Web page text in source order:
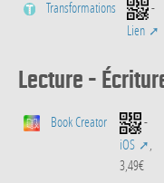
Transformations
-
Lien
Lecture -
Book Creator
-
iOS
3,49€